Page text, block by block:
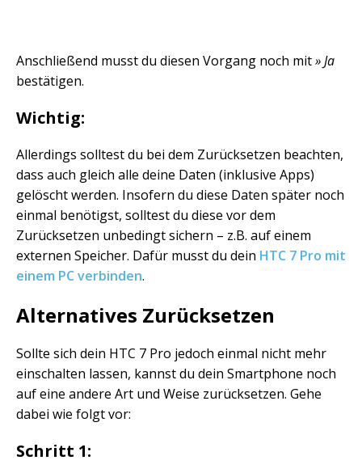
Anschließend musst du diesen Vorgang noch mit» Ja
bestätigen.
Wichtig:
Allerdings solltest du bei dem Zurücksetzen beachten,
dass auch gleich alle deine Daten (inklusive Apps)
gelöscht werden. Insofern du diese Daten später noch
einmal benötigst, solltest du diese vor dem
Zurücksetzen unbedingt sichern – z.B. auf einem
externen Speicher. Dafür musst du dein HTC 7 Pro mit
einem PC verbinden.
Alternatives Zurücksetzen
Sollte sich dein HTC 7 Pro jedoch einmal nicht mehr
einschalten lassen, kannst du dein Smartphone noch
auf eine andere Art und Weise zurücksetzen. Gehe
dabei wie folgt vor:
Schritt 1: